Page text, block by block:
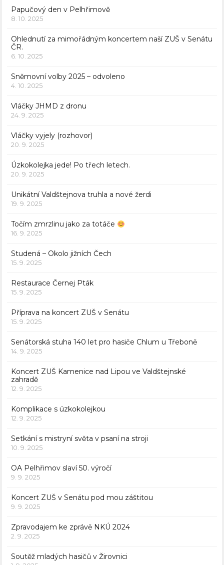
Papučový den v Pelhřimově
8. 10. 2025
Ohlednutí za mimořádným koncertem naší ZUŠ v Senátu
ČR.
6. 10. 2025
Sněmovní volby 2025 – odvoleno
4. 10. 2025
Vláčky JHMD z dronu
24. 9. 2025
Vláčky vyjely (rozhovor)
20. 9. 2025
Úzkokolejka jede! Po třech letech.
20. 9. 2025
Unikátní Valdštejnova truhla a nové žerdi
19. 9. 2025
Točím zmrzlinu jako za totáče
16. 9. 2025
Studená – Okolo jižních Čech
15. 9. 2025
Restaurace Černej Pták
15. 9. 2025
Příprava na koncert ZUŠ v Senátu
15. 9. 2025
Senátorská stuha 140 let pro hasiče Chlum u Třeboně
14. 9. 2025
Koncert ZUŠ Kamenice nad Lipou ve Valdštejnské
zahradě
12. 9. 2025
Komplikace s úzkokolejkou
12. 9. 2025
Setkání s mistryní světa v psaní na stroji
10. 9. 2025
OA Pelhřimov slaví 50. výročí
9. 9. 2025
Koncert ZUŠ v Senátu pod mou záštitou
9. 9. 2025
Zpravodajem ke zprávě NKÚ 2024
2. 9. 2025
Soutěž mladých hasičů v Žirovnici